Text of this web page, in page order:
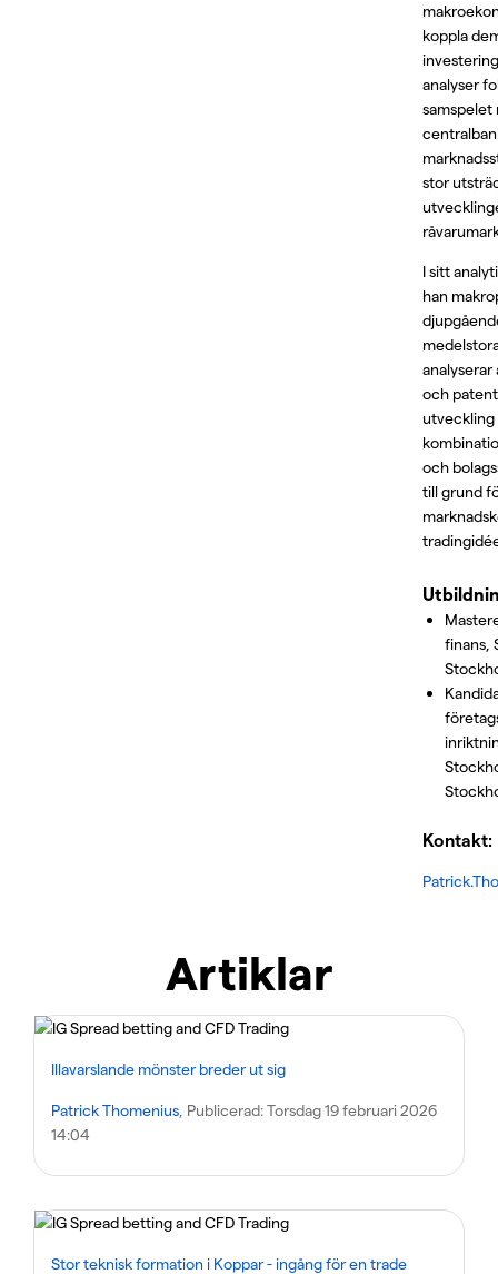
koppla
analyser
samspelet
stor
I sitt
han
och
utveckling
och
till grund
finans,
Kontakt:
Artiklar
Illavarslande mönster breder ut sig
Patrick Thomenius , Publicerad:Torsdag 19 februari 2026
14:04
Stor teknisk formation i Koppar - ingång för en trade